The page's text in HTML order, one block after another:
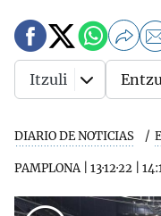
DIARIO DE NOTICIAS
PAMPLONA| 13·12·22
Itzuli